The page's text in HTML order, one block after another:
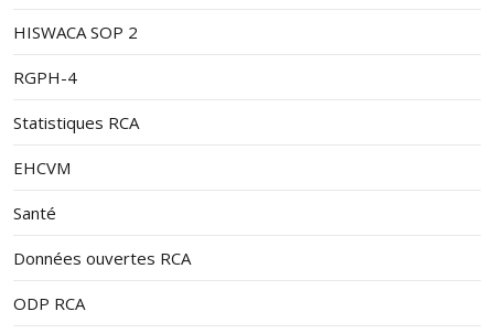
HISWACA SOP 2
RGPH-4
Statistiques RCA
EHCVM
Santé
Données ouvertes RCA
ODP RCA